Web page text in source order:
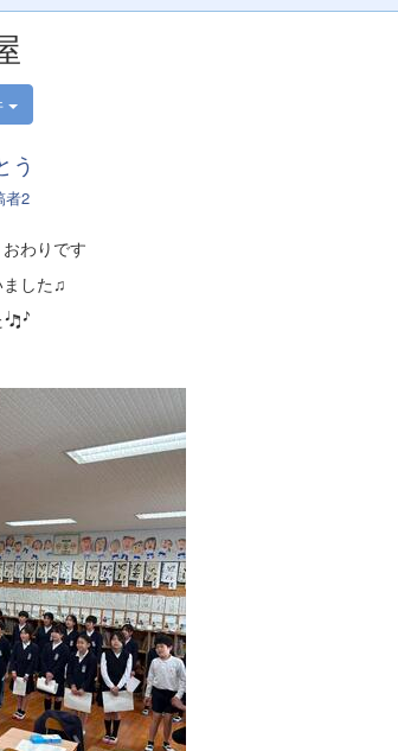
う
者2
わりです
した♫